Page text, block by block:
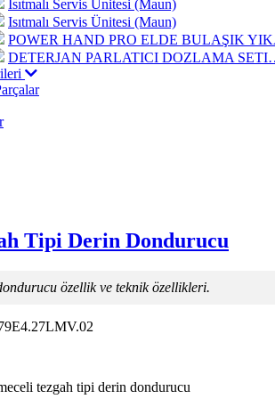
Isıtmalı Servis Ünitesi (Maun)
Isıtmalı Servis Ünitesi (Maun)
POWER HAND PRO ELDE BULAŞIK
DETERJAN PARLATICI DOZLAMA
Tipi Derin Dondurucu
özellik ve teknik özellikleri.
tezgah tipi derin dondurucu